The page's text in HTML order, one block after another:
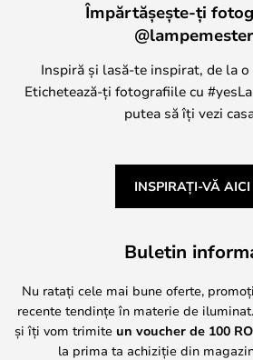
Împărtășește-ți
Inspiră și lasă-te inspirat, de la o
Etichetează-ți fotografiile cu
putea să îți vezi
INSPIRAȚI-VĂ AICI
Buletin
Nu ratați cele mai bune oferte,
recente tendințe în materie de
și îți vom trimite un voucher de 100
la prima ta achiziție din